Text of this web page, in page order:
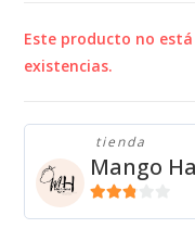
Este producto no
existencias.
tienda
Mango